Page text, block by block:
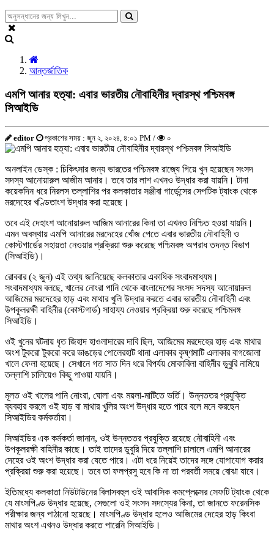
আন্তর্জাতিক
এমপি আনার হত্যা: এবার ভারতীয় নৌবাহিনীর দ্বারস্থ পশ্চিমবঙ্গ
সিআইডি
editor প্রকাশের সময় : জুন ২, ২০২৪, ৪:০১ PM / ০
অনলাইন ডেস্ক : চিকিৎসার জন্য ভারতের পশ্চিমবঙ্গ রাজ্যে গিয়ে খুন হয়েছেন সংসদ
সদস্য আনোয়ারুল আজীম আনার। তবে তার লাশ এখনও উদ্ধার করা যায়নি। টানা
কয়েকদিন ধরে নিরলস তল্লাশির পর কলকাতার সঞ্জীবা গার্ডেন্সের সেপটিক ট্যাংক থেকে
মরদেহের খণ্ডিতাংশ উদ্ধার করা হয়েছে।
তবে এই দেহাংশ আনোয়ারুল আজিম আনারের কিনা তা এখনও নিশ্চিত হওয়া যায়নি।
এমন অবস্থায় এমপি আনারের মরদেহের খোঁজ পেতে এবার ভারতীয় নৌবাহিনী ও
কোস্টগার্ডের সহায়তা নেওয়ার প্রক্রিয়া শুরু করেছে পশ্চিমবঙ্গ অপরাধ তদন্ত বিভাগ
(সিআইডি)।
রোববার (২ জুন) এই তথ্য জানিয়েছে কলকাতার একাধিক সংবাদমাধ্যম।
সংবাদমাধ্যম বলছে, খালের নোংরা পানি থেকে বাংলাদেশের সংসদ সদস্য আনোয়ারুল
আজিমের মরদেহের হাড় এবং মাথার খুলি উদ্ধার করতে এবার ভারতীয় নৌবাহিনী এবং
উপকূলরক্ষী বাহিনীর (কোস্টগার্ড) সাহায্য নেওয়ার প্রক্রিয়া শুরু করেছে পশ্চিমবঙ্গ
সিআইডি।
ওই খুনের ঘটনায় ধৃত জিহাদ হাওলাদারের দাবি ছিল, আজিমের মরদেহের হাড় এবং মাথার
অংশ টুকরো টুকরো করে ভাঙড়ের পোলেরহাট থানা এলাকার কৃষ্ণমাটি এলাকার বাগজোলা
খালে ফেলা হয়েছে। সেখানে গত সাত দিন ধরে বিপর্যয় মোকাবিলা বাহিনীর ডুবুরি নামিয়ে
তল্লাশি চালিয়েও কিছু পাওয়া যায়নি।
মূলত ওই খালের পানি নোংরা, ঘোলা এবং ময়লা-মাটিতে ভর্তি। উন্নততর প্রযুক্তি
ব্যবহার করলে ওই হাড় বা মাথার খুলির অংশ উদ্ধার হতে পারে বলে মনে করছেন
সিআইডির কর্মকর্তারা।
সিআইডির এক কর্মকর্তা জানান, ওই উন্নততর প্রযুক্তি রয়েছে নৌবাহিনী এবং
উপকূলরক্ষী বাহিনীর কাছে। তাই তাদের ডুবুরি দিয়ে তল্লাশি চালালে এমপি আনারের
দেহের ওই অংশ উদ্ধার করা যেতে পারে। এটা ধরে নিয়েই তাদের সঙ্গে যোগাযোগ করার
প্রক্রিয়া শুরু করা হয়েছে। তবে তা ফলপ্রসু হবে কি না তা পরবর্তী সময়ে বোঝা যাবে।
ইতিমধ্যে কলকাতা নিউটাউনের বিলাসবহুল ওই আবাসিক কমপ্লেক্সের সেফটি ট্যাংক থেকে
যে মাংসপিণ্ড উদ্ধার হয়েছে, সেগুলো ওই সংসদ সদস্যের কিনা, তা জানতে ফরেনসিক
পরীক্ষার জন্য পাঠানো হয়েছে। মাংসপিণ্ড উদ্ধার হলেও আজিমের দেহের হাড়় কিংবা
মাথার অংশ এখনও উদ্ধার করতে পারেনি সিআইডি।